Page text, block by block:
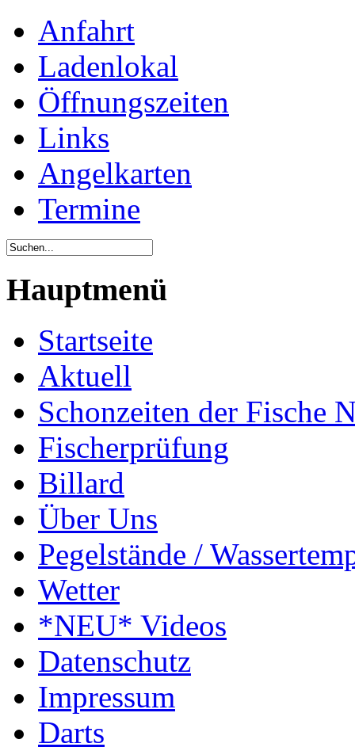
Anfahrt
Ladenlokal
Öffnungszeiten
Links
Angelkarten
Termine
Hauptmenü
Startseite
Aktuell
Schonzeiten der Fische
Fischerprüfung
Billard
Über Uns
Pegelstände /
Wetter
*NEU* Videos
Datenschutz
Impressum
Darts